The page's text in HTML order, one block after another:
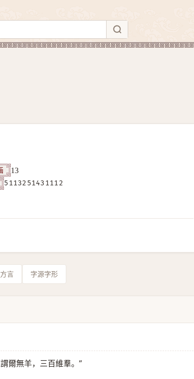
13
5113251431112
言 字源字形
謂爾無羊，三百維羣。”